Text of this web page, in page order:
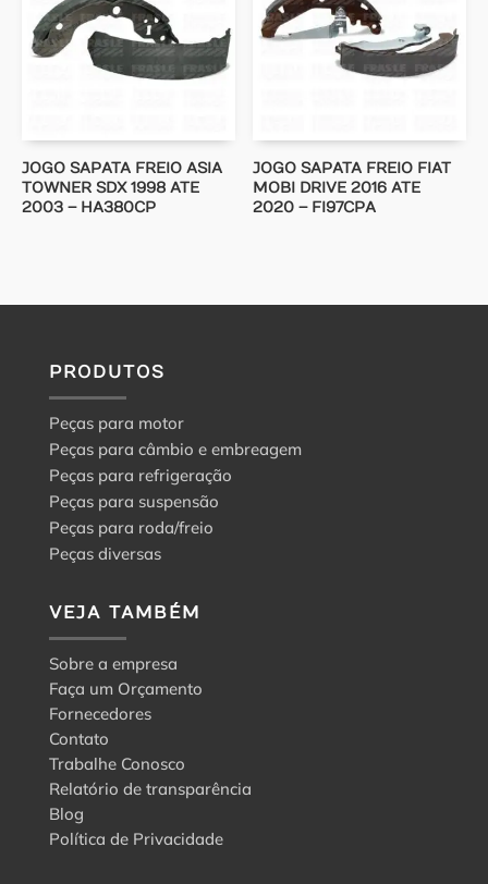
JOGO SAPATA FREIO ASIA
TOWNER SDX 1998 ATE
2003 – HA380CP
JOGO SAPATA FREIO FIAT
MOBI DRIVE 2016 ATE
2020 – FI97CPA
PRODUTOS
Peças para motor
Peças para câmbio e embreagem
Peças para refrigeração
Peças para suspensão
Peças para roda/freio
Peças diversas
VEJA TAMBÉM
Sobre a empresa
Faça um Orçamento
Fornecedores
Contato
Trabalhe Conosco
Relatório de transparência
Blog
Política de Privacidade